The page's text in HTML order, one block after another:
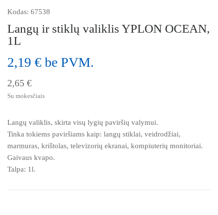
Kodas: 67538
Langų ir stiklų valiklis YPLON OCEAN,
1L
2,19 € be PVM.
2,65 €
Su mokesčiais
Langų valiklis, skirta visų lygių paviršių valymui.
Tinka tokiems paviršiams kaip: langų stiklai, veidrodžiai,
marmuras, krištolas, televizorių ekranai, kompiuterių monitoriai.
Gaivaus kvapo.
Talpa: 1l.